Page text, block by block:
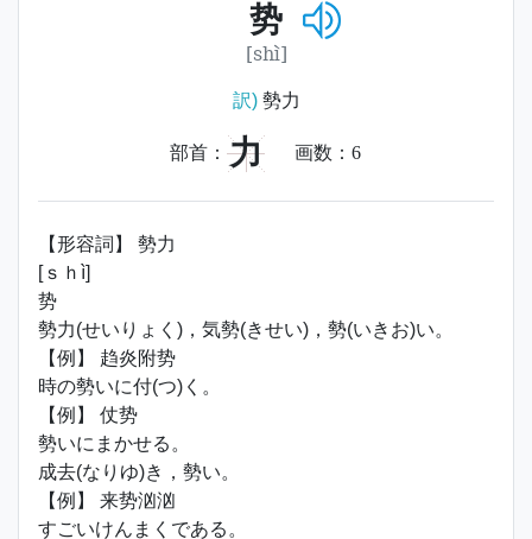
势
[shì]
訳)勢力
部首： 力 画数： 6
【形容詞】 勢力
[ｓｈì]
势
勢力(せいりょく)，気勢(きせい)，勢(いきお)い。
【例】 趋炎附势
時の勢いに付(つ)く。
【例】 仗势
勢いにまかせる。
成去(なりゆ)き，勢い。
【例】 来势汹汹
すごいけんまくである。